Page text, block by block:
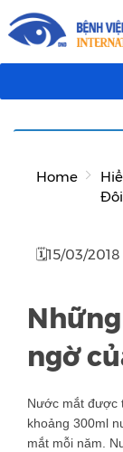
Home
🗓15/03/2018
ngờ
Nước mắt được
khoảng 300ml
mắt mỗi năm.